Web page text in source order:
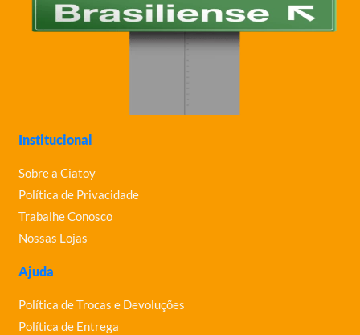
Institucional
Sobre a Ciatoy
Política de Privacidade
Trabalhe Conosco
Nossas Lojas
Ajuda
Política de Trocas e Devoluções
Política de Entrega